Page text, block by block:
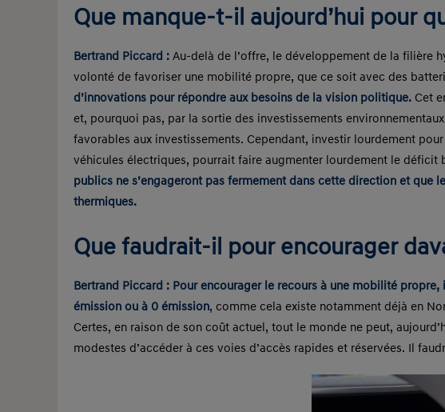
Que manque-t-il aujourd’hui pour
Bertrand Piccard : Au-delà de l’offre, le développement de la filière
volonté de favoriser une mobilité propre, que ce soit avec des
d’innovations pour répondre aux besoins de la vision politique. Cet
et, pourquoi pas, par la sortie des investissements
favorables aux investissements. Cependant, investir lourdement
véhicules électriques, pourrait faire augmenter lourdement le déficit
publics ne s’engageront pas fermement dans cette direction et que
thermiques.
Que faudrait-il pour encourager
Bertrand Piccard : Pour encourager le recours à une mobilité
émission ou à 0 émission, comme cela existe notamment déjà en
Certes, en raison de son coût actuel, tout le monde ne peut,
modestes d’accéder à ces voies d’accès rapides et réservées. Il